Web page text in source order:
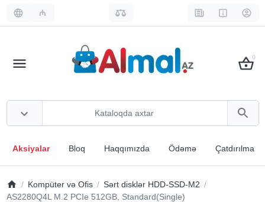
₼
0
Aksiyalar Bloq Haqqımızda Ödəmə Çatdırılma
Kompüter və Ofis
Sərt disklər HDD-SSD-M2
AS2280Q4L M.2 PCIe 512GB, Standard(Single)